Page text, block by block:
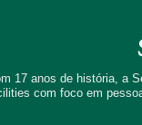
17 anos de história, a
com foco em